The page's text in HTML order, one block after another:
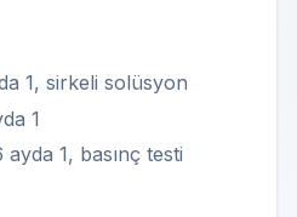
1, sirkeli solüsyon
1
1, basınç testi